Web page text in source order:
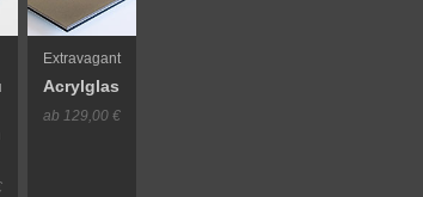
Extravagant
Acrylglas
ab 129,00 €